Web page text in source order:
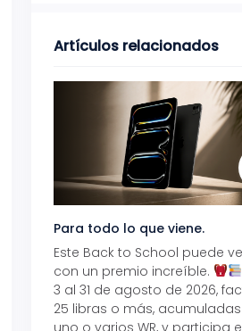
Artículos relacionados
Para todo lo que viene.
Este Back to School puede
con un premio increíble.
3 al 31 de agosto de 2026,
25 libras o más,